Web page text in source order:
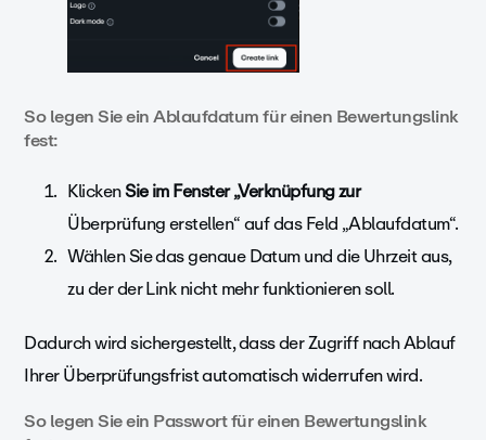
So legen Sie ein Ablaufdatum für einen Bewertungslink
fest:
KlickenSie im Fenster „Verknüpfung zur
Überprüfung erstellen“ auf das Feld „Ablaufdatum“.
Wählen Sie das genaue Datum und die Uhrzeit aus,
zu der der Link nicht mehr funktionieren soll.
Dadurch wird sichergestellt, dass der Zugriff nach Ablauf
Ihrer Überprüfungsfrist automatisch widerrufen wird.
So legen Sie ein Passwort für einen Bewertungslink